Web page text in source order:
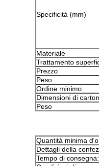
Specificità (mm)
Materiale
Trattamento
Prezzo
Peso
Ordine minimo
Dimensioni di
Peso
Quantità minima
Dettagli della
Tempo di consegna: